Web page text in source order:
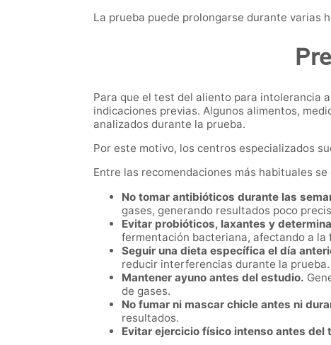
La prueba puede prolongarse durante varias
Para que el test del aliento para intolerancia
indicaciones previas. Algunos alimentos,
analizados durante la prueba.
Por este motivo, los centros especializados
Entre las recomendaciones más habituales
No tomar antibióticos durante las
gases, generando resultados poco
Evitar probióticos, laxantes y
fermentación bacteriana, afectando a la
Seguir una dieta específica el día
reducir interferencias durante la prueba.
Mantener ayuno antes del estudio.
de gases.
No fumar ni mascar chicle antes ni
resultados.
Evitar ejercicio físico intenso antes del